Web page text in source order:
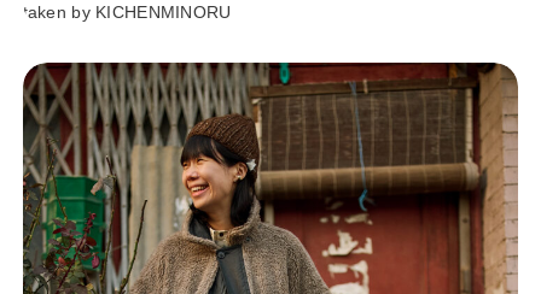
taken by KICHENMINORU